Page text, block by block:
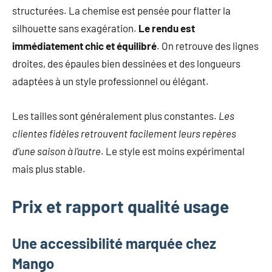
structurées. La chemise est pensée pour flatter la
silhouette sans exagération. Le rendu est
immédiatement chic et équilibré. On retrouve des lignes
droites, des épaules bien dessinées et des longueurs
adaptées à un style professionnel ou élégant.
Les tailles sont généralement plus constantes. Les
clientes fidèles retrouvent facilement leurs repères
d’une saison à l’autre. Le style est moins expérimental
mais plus stable.
Prix et rapport qualité usage
Une accessibilité marquée chez
Mango